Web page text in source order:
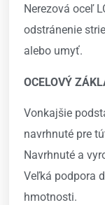
Nerezová oceľ
odstránenie
alebo umyť.
OCELOVÝ
Vonkajšie
navrhnuté pre
Navrhnuté a
Veľká podpora
hmotnosti.